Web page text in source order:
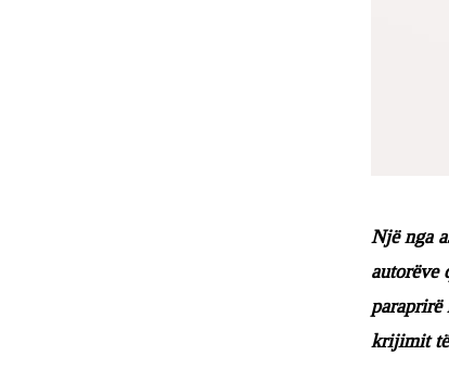
Një nga
autorëve
paraprirë
krijimit të